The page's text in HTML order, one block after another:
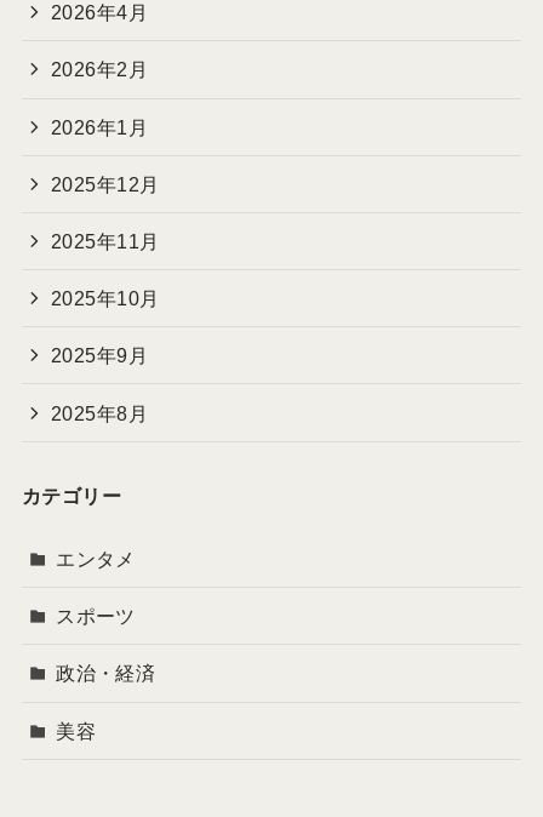
2026年4月
2026年2月
2026年1月
2025年12月
2025年11月
2025年10月
2025年9月
2025年8月
カテゴリー
エンタメ
スポーツ
政治・経済
美容